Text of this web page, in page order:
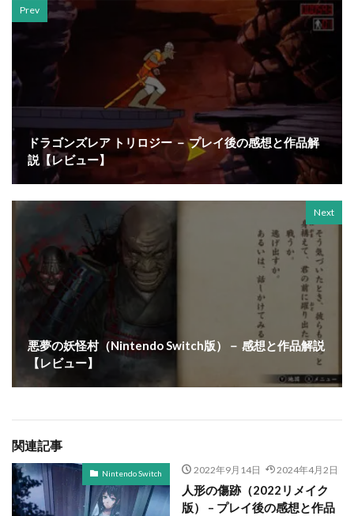
Prev
ドラゴンズレア トリロジー － プレイ後の感想と作品解
説【レビュー】
Next
悪夢の妖怪村（Nintendo Switch版）－ 感想と作品解説
【レビュー】
関連記事
Nintendo Switch 2022年9月14日 2024年4月2日
人形の傷跡（2022リメイク
版） – プレイ後の感想と作品